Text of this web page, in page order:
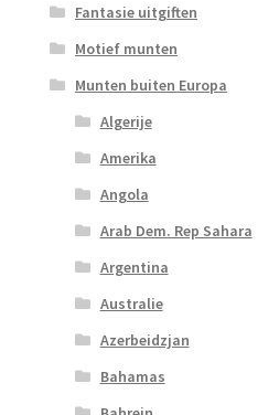
Fantasie uitgiften
Motief munten
Munten buiten Europa
Algerije
Amerika
Angola
Arab Dem. Rep Sahara
Argentina
Australie
Azerbeidzjan
Bahamas